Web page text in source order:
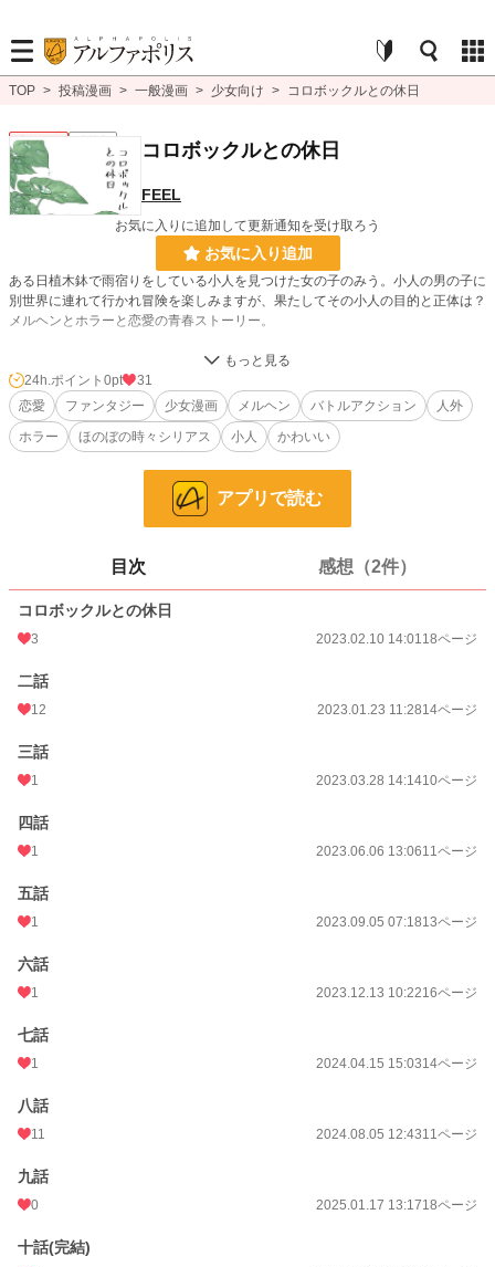
TOP > 投稿漫画 > 一般漫画 > 少女向け > コロボックルとの休日
少女向け コロボックルとの休日
FEEL
お気に入りに追加して更新通知を受け取ろう
お気に入り追加
ある日植木鉢で雨宿りをしている小人を見つけた女の子のみう。小人の男の子に
別世界に連れて行かれ冒険を楽しみますが、果たしてその小人の目的と正体は？
メルヘンとホラーと恋愛の青春ストーリー。
少女向け 1,155 位 / 1,155 件
お気に入り 24
2025.08.22 09:56
初回公開日時 2022.09.20 11:07
週間ポイント
月間ポイント
年間ポイント
累計ポイント
24h.ポイント 0pt
31
恋愛
ファンタジー 少女漫画 メルヘン バトルアクション
人外
ホラー
ほのぼの時々シリアス 小人 かわいい
アプリで読む
目次 感想（2件）
コロボックルとの休日
3 2023.02.10 14:0118ページ
二話
12 2023.01.23 11:2814ページ
三話
1 2023.03.28 14:1410ページ
四話
1 2023.06.06 13:0611ページ
五話
1 2023.09.05 07:1813ページ
六話
1 2023.12.13 10:2216ページ
七話
1 2024.04.15 15:0314ページ
八話
11 2024.08.05 12:4311ページ
九話
0 2025.01.17 13:1718ページ
十話(完結)